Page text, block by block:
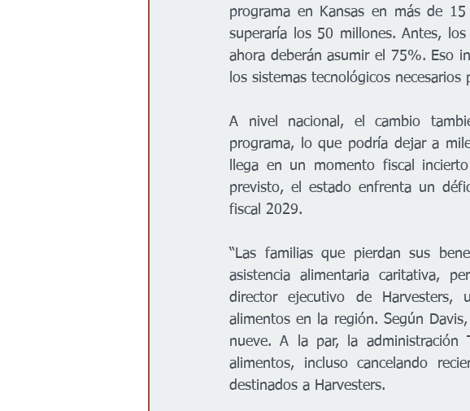
programa en Kansas en más de
superaría los 50 millones. Antes,
ahora deberán asumir el 75%. Eso
los sistemas tecnológicos necesarios
A nivel nacional, el cambio
programa, lo que podría dejar a
llega en un momento fiscal
previsto, el estado enfrenta un
fiscal 2029.
“Las familias que pierdan sus
asistencia alimentaria caritativa,
director ejecutivo de Harvesters,
alimentos en la región. Según
nueve. A la par, la
alimentos, incluso cancelando
destinados a Harvesters.